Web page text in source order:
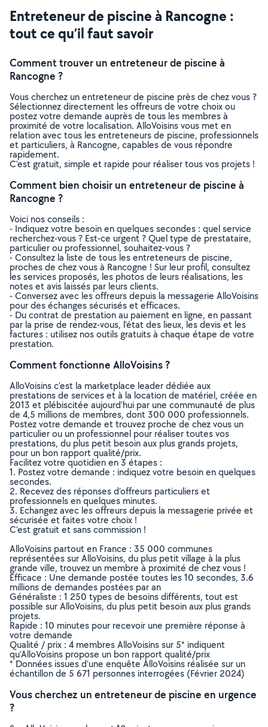
Entreteneur de piscine à Rancogne :
tout ce qu’il faut savoir
Comment trouver un entreteneur de piscine à
Rancogne ?
Vous cherchez un entreteneur de piscine près de chez vous ?
Sélectionnez directement les offreurs de votre choix ou
postez votre demande auprès de tous les membres à
proximité de votre localisation. AlloVoisins vous met en
relation avec tous les entreteneurs de piscine, professionnels
et particuliers, à Rancogne, capables de vous répondre
rapidement.
C’est gratuit, simple et rapide pour réaliser tous vos projets !
Comment bien choisir un entreteneur de piscine à
Rancogne ?
Voici nos conseils :
- Indiquez votre besoin en quelques secondes : quel service
recherchez-vous ? Est-ce urgent ? Quel type de prestataire,
particulier ou professionnel, souhaitez-vous ?
- Consultez la liste de tous les entreteneurs de piscine,
proches de chez vous à Rancogne ! Sur leur profil, consultez
les services proposés, les photos de leurs réalisations, les
notes et avis laissés par leurs clients.
- Conversez avec les offreurs depuis la messagerie AlloVoisins
pour des échanges sécurisés et efficaces.
- Du contrat de prestation au paiement en ligne, en passant
par la prise de rendez-vous, l’état des lieux, les devis et les
factures : utilisez nos outils gratuits à chaque étape de votre
prestation.
Comment fonctionne AlloVoisins ?
AlloVoisins c’est la marketplace leader dédiée aux
prestations de services et à la location de matériel, créée en
2013 et plébiscitée aujourd’hui par une communauté de plus
de 4,5 millions de membres, dont 300 000 professionnels.
Postez votre demande et trouvez proche de chez vous un
particulier ou un professionnel pour réaliser toutes vos
prestations, du plus petit besoin aux plus grands projets,
pour un bon rapport qualité/prix.
Facilitez votre quotidien en 3 étapes :
1. Postez votre demande : indiquez votre besoin en quelques
secondes.
2. Recevez des réponses d’offreurs particuliers et
professionnels en quelques minutes.
3. Echangez avec les offreurs depuis la messagerie privée et
sécurisée et faites votre choix !
C’est gratuit et sans commission !
AlloVoisins partout en France : 35 000 communes
représentées sur AlloVoisins, du plus petit village à la plus
grande ville, trouvez un membre à proximité de chez vous !
Efficace : Une demande postée toutes les 10 secondes, 3.6
millions de demandes postées par an
Généraliste : 1 250 types de besoins différents, tout est
possible sur AlloVoisins, du plus petit besoin aux plus grands
projets.
Rapide : 10 minutes pour recevoir une première réponse à
votre demande
Qualité / prix : 4 membres AlloVoisins sur 5* indiquent
qu’AlloVoisins propose un bon rapport qualité/prix
* Données issues d’une enquête AlloVoisins réalisée sur un
échantillon de 5 671 personnes interrogées (Février 2024)
Vous cherchez un entreteneur de piscine en urgence
?